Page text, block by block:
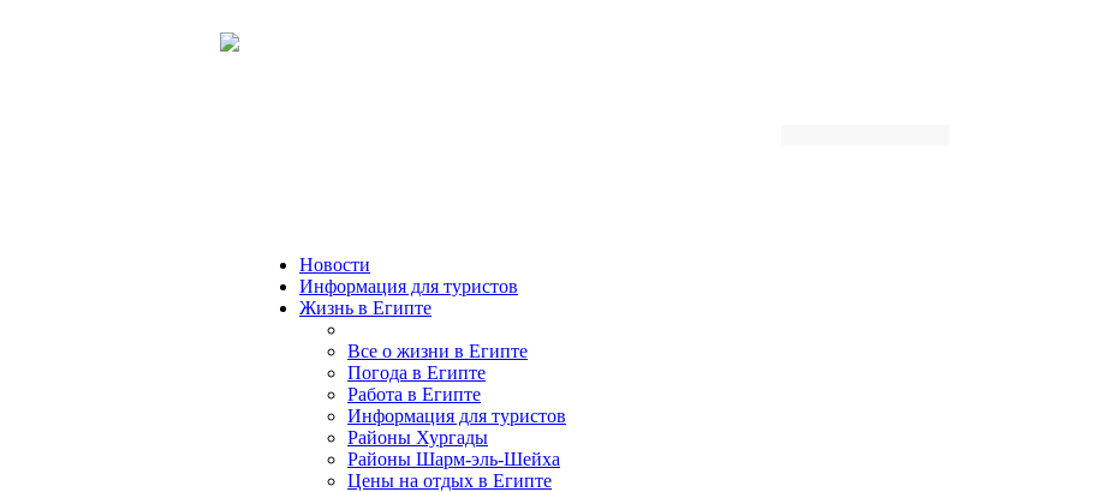
Новости
Информация для туристов
Жизнь в Египте
Все о жизни в Египте
Погода в Египте
Работа в Египте
Информация для туристов
Районы Хургады
Районы Шарм-эль-Шейха
Цены на отдых в Египте